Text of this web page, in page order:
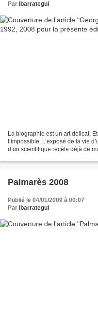
Par Ibarrategui
La biographie est un art délicat.
l’impossible. L’exposé de la vie
d’un scientifique recèle déjà de
Palmarès 2008
Publié le 04/01/2009 à 00:07
Par Ibarrategui